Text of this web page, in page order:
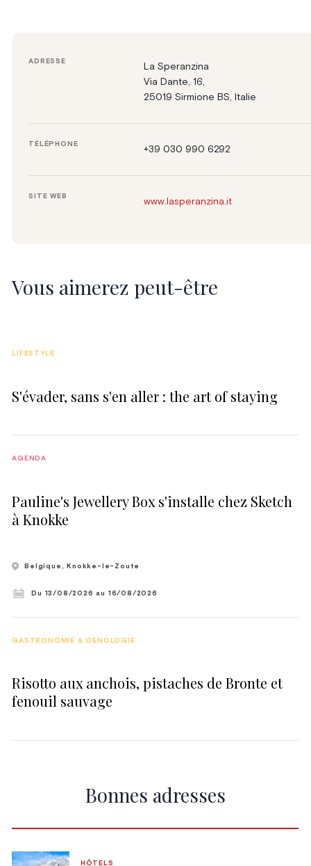
Vous aimerez peut-être
S'évader, sans s'en aller : the art of staying
LIFESTYLE
Pauline's Jewellery Box s'installe chez Sketch
à Knokke
AGENDA
Belgique , Knokke-le-Zoute
Du 13/08/2026 au 16/08/2026
Risotto aux anchois, pistaches de Bronte et
fenouil sauvage
GASTRONOMIE & OENOLOGIE
ADRESSE
La Speranzina
Via Dante, 16,
25019 Sirmione BS, Italie
TÉLÉPHONE
+39 030 990 6292
SITE WEB
www.lasperanzina.it
Bonnes adresses
HÔTELS